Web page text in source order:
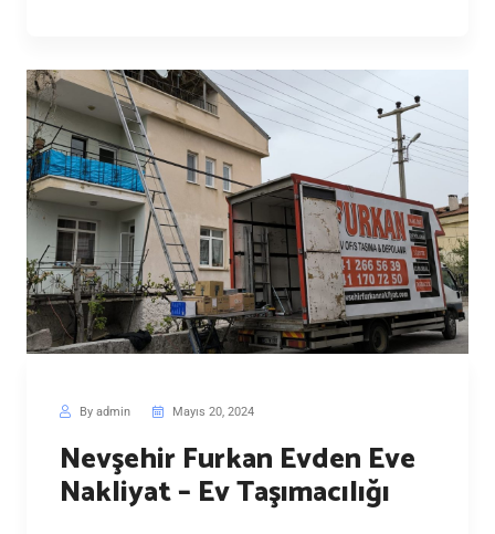
By admin Mayıs 20, 2024
Nevşehir Furkan Evden Eve
Nakliyat – Ev Taşımacılığı